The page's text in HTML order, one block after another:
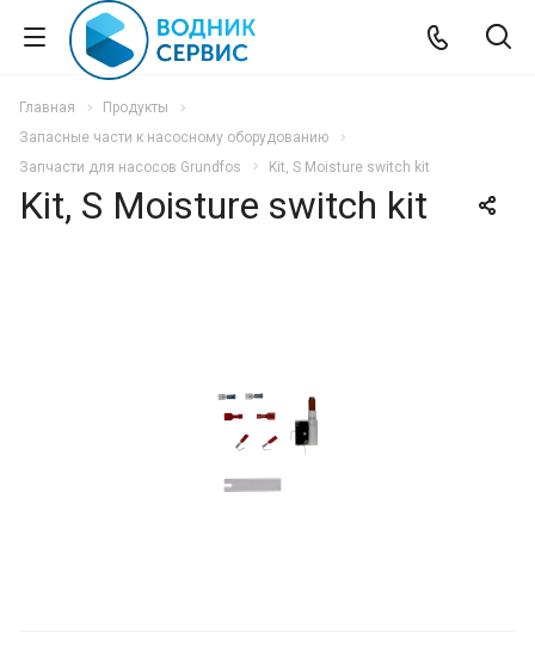
Главная
Продукты
Запасные части к насосному оборудованию
Запчасти для насосов Grundfos
Kit, S Moisture switch kit
Kit, S Moisture switch kit